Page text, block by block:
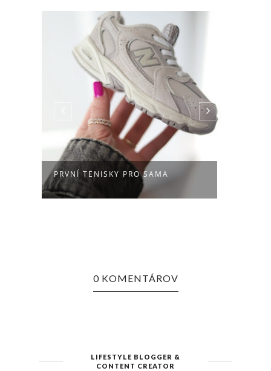
PRVNÍ TENISKY PRO SAMA
0 KOMENTÁROV
LIFESTYLE BLOGGER &
CONTENT CREATOR